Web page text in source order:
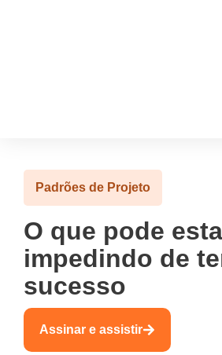
Padrões de Projeto
O que pode
impedindo de
sucesso
Assinar e assistir